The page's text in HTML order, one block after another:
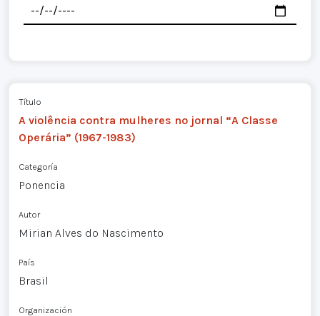
Título
A violência contra mulheres no jornal “A Classe
Operária” (1967-1983)
Categoría
Ponencia
Autor
Mirian Alves do Nascimento
País
Brasil
Organización